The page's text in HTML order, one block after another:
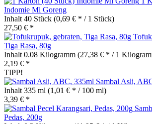
Indomie Mi Goreng
Inhalt 40 Stück (0,69 € * / 1 Stück)
27,50 € *
Tiga Rasa, 80g
Inhalt 0.08 Kilogramm (27,38 € * / 1
2,19 € *
TIPP!
Sambal Asli,
Inhalt 335 ml (1,01 € * / 100 ml)
3,39 € *
Pedas, 200g